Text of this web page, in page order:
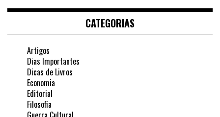
CATEGORIAS
Artigos
Dias Importantes
Dicas de Livros
Economia
Editorial
Filosofia